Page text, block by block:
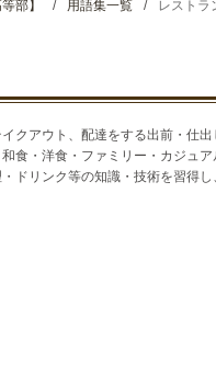
部】 / 用語集一覧 / レストラ
クアウト、配達をする出前・仕
食・洋食・ファミリー・カジュ
ドリンク等の知識・技術を習得し